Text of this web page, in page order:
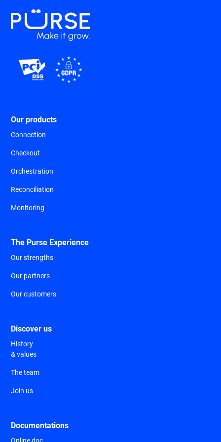
Our products
Connection
Checkout
Orchestration
Reconciliation
Monitoring
The Purse Experience
Our strengths
Our partners
Our customers
Discover us
History
& values
The team
Join us
Documentations